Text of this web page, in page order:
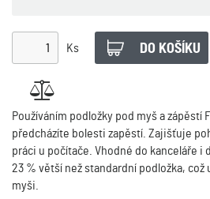
Ks
Používáním podložky pod myš a zápěstí
předcházíte bolesti zapěstí. Zajišťuje
práci u počítače. Vhodné do kanceláře i
23 % větší než standardní podložka,
myši.